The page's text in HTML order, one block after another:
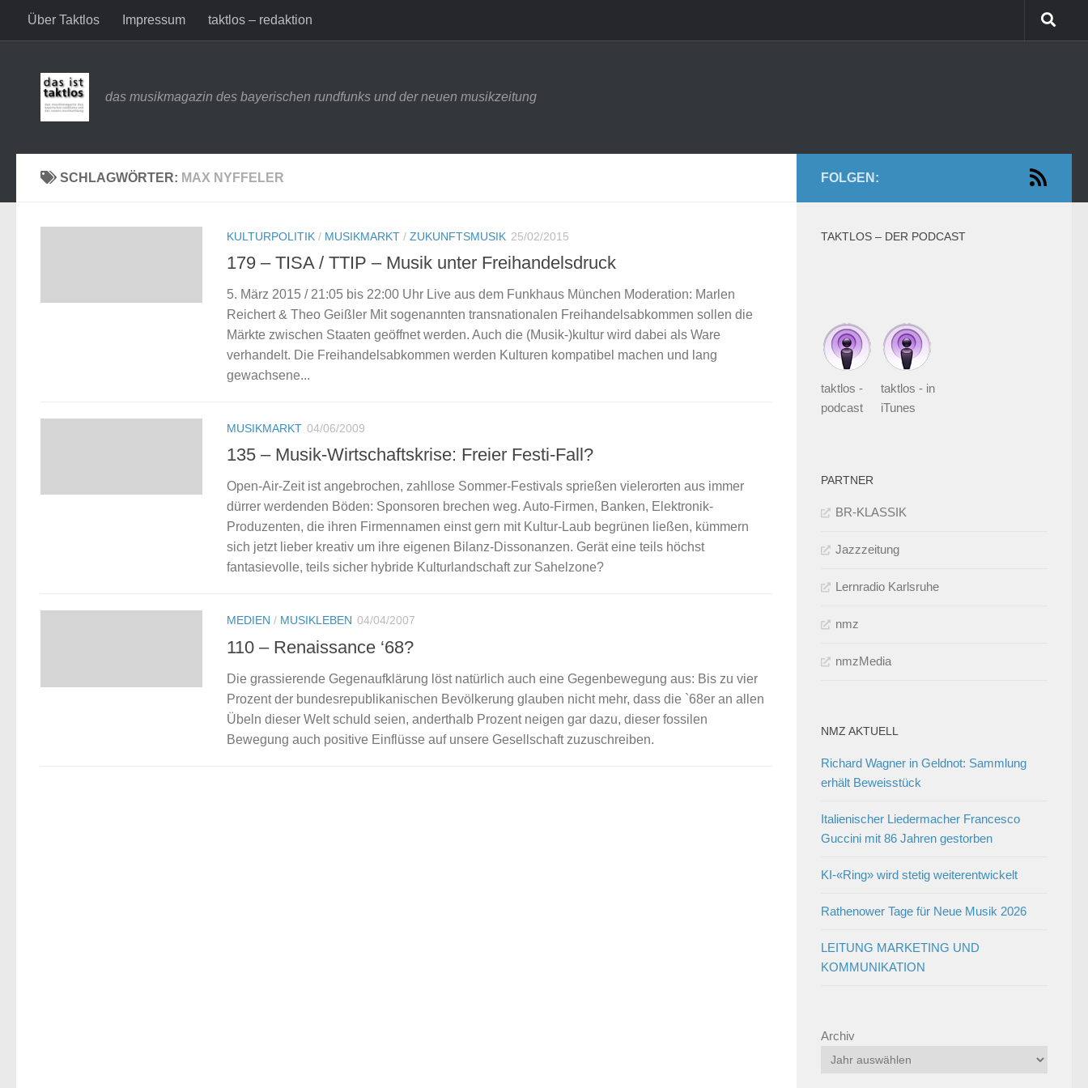
Zum Inhalt springen
Über Taktlos Impressum taktlos – redaktion
das musikmagazin des bayerischen rundfunks und der neuen musikzeitung
SCHLAGWÖRTER: MAX NYFFELER
KULTURPOLITIK / MUSIKMARKT / ZUKUNFTSMUSIK 25/02/2015
179 – TISA / TTIP – Musik unter Freihandelsdruck
5. März 2015 / 21:05 bis 22:00 Uhr Live aus dem Funkhaus München Moderation: Marlen
Reichert & Theo Geißler Mit sogenannten transnationalen Freihandelsabkommen sollen die
Märkte zwischen Staaten geöffnet werden. Auch die (Musik-)kultur wird dabei als Ware
verhandelt. Die Freihandelsabkommen werden Kulturen kompatibel machen und lang
gewachsene...
MUSIKMARKT 04/06/2009
135 – Musik-Wirtschaftskrise: Freier Festi-Fall?
Open-Air-Zeit ist angebrochen, zahllose Sommer-Festivals sprießen vielerorten aus immer
dürrer werdenden Böden: Sponsoren brechen weg. Auto-Firmen, Banken, Elektronik-
Produzenten, die ihren Firmennamen einst gern mit Kultur-Laub begrünen ließen, kümmern
sich jetzt lieber kreativ um ihre eigenen Bilanz-Dissonanzen. Gerät eine teils höchst
fantasievolle, teils sicher hybride Kulturlandschaft zur Sahelzone?
MEDIEN / MUSIKLEBEN 04/04/2007
110 – Renaissance ‘68?
Die grassierende Gegenaufklärung löst natürlich auch eine Gegenbewegung aus: Bis zu vier
Prozent der bundesrepublikanischen Bevölkerung glauben nicht mehr, dass die `68er an allen
Übeln dieser Welt schuld seien, anderthalb Prozent neigen gar dazu, dieser fossilen
Bewegung auch positive Einflüsse auf unsere Gesellschaft zuzuschreiben.
FOLGEN:
TAKTLOS – DER PODCAST
taktlos -
podcast
taktlos - in
iTunes
PARTNER
BR-KLASSIK
Jazzzeitung
Lernradio Karlsruhe
nmz
nmzMedia
NMZ AKTUELL
Richard Wagner in Geldnot: Sammlung
erhält Beweisstück
Italienischer Liedermacher Francesco
Guccini mit 86 Jahren gestorben
KI-«Ring» wird stetig weiterentwickelt
Rathenower Tage für Neue Musik 2026
LEITUNG MARKETING UND
KOMMUNIKATION
Archiv